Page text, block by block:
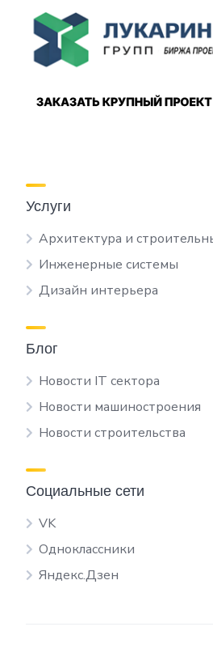
Услуги
Архитектура и
Инженерные системы
Дизайн интерьера
Блог
Новости IT сектора
Новости машиностроения
Новости строительства
Социальные сети
VK
Одноклассники
Яндекс.Дзен